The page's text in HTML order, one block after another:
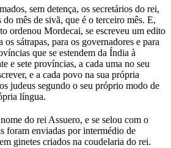
sem detença, os secretários do rei,
do mês de sivã, que é o terceiro mês. E,
ordenou Mordecai, se escreveu um edito
os sátrapas, para os governadores e para
que se estendem da Índia à
e sete províncias, a cada uma no seu
e a cada povo na sua própria
judeus segundo o seu próprio modo de
língua.
do rei Assuero, e se selou com o
foram enviadas por intermédio de
ginetes criados na coudelaria do rei.